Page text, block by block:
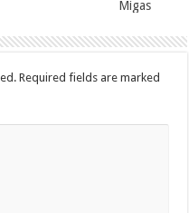
Migas
Required fields are marked